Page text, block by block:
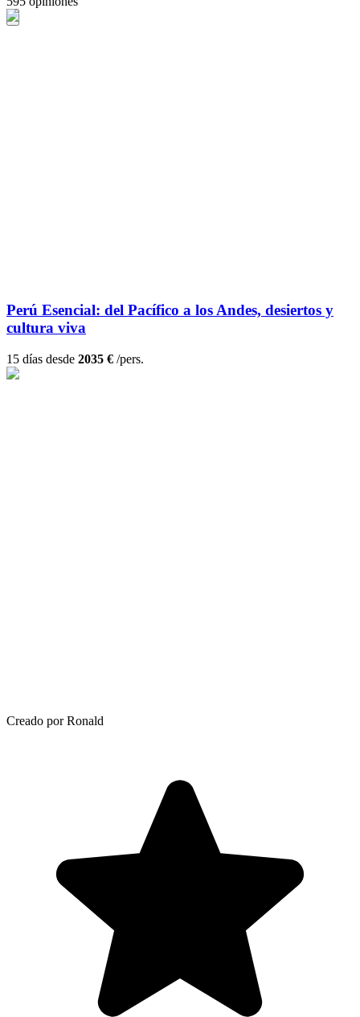
Perú Esencial: del Pacífico a los Andes, desiertos y
cultura viva
15 días desde 2035 € /pers.
Creado por Ronald